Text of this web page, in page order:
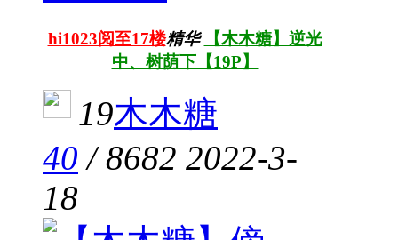
hi1023阅至17楼精华
【木木糖】逆光
中、树荫下【19P】
19木木糖
40 /8682 2022-3-
18